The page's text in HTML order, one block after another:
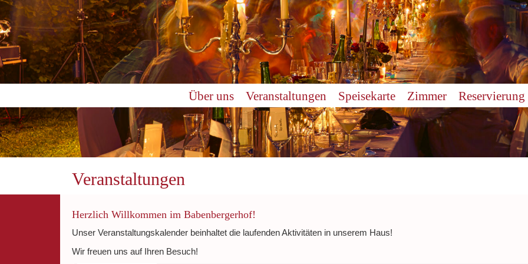
Über uns Veranstaltungen Speisekarte Zimmer Reservierung
Veranstaltungen
Herzlich Willkommen im Babenbergerhof!
Unser Veranstaltungskalender beinhaltet die laufenden Aktivitäten in unserem Haus!
Wir freuen uns auf Ihren Besuch!
0:00
2:00
5:00